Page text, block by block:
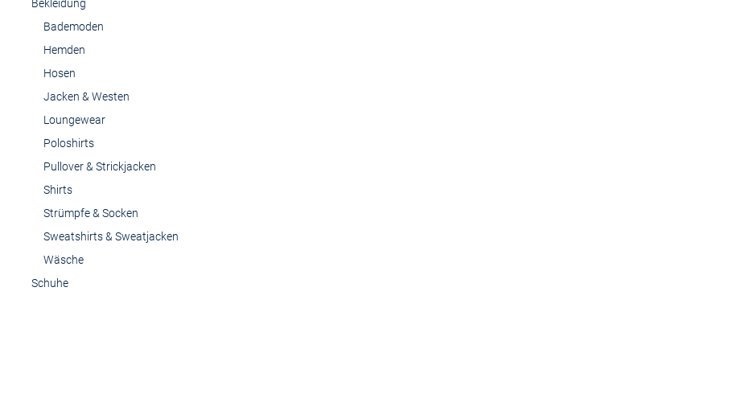
Bekleidung
Bademoden
Hemden
Hosen
Jacken & Westen
Loungewear
Poloshirts
Pullover & Strickjacken
Shirts
Strümpfe & Socken
Sweatshirts & Sweatjacken
Wäsche
Schuhe